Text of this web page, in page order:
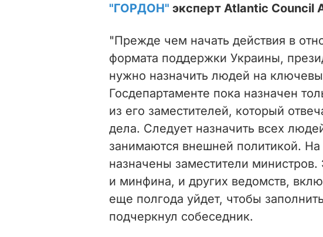
"ГОРДОН" эксперт Atlantic Council
"Прежде чем начать действия в
формата поддержки Украины,
нужно назначить людей на
Госдепартаменте пока назначен
из его заместителей, который
дела. Следует назначить всех
занимаются внешней политикой.
назначены заместители министров.
и минфина, и других ведомств,
еще полгода уйдет, чтобы
подчеркнул собеседник.